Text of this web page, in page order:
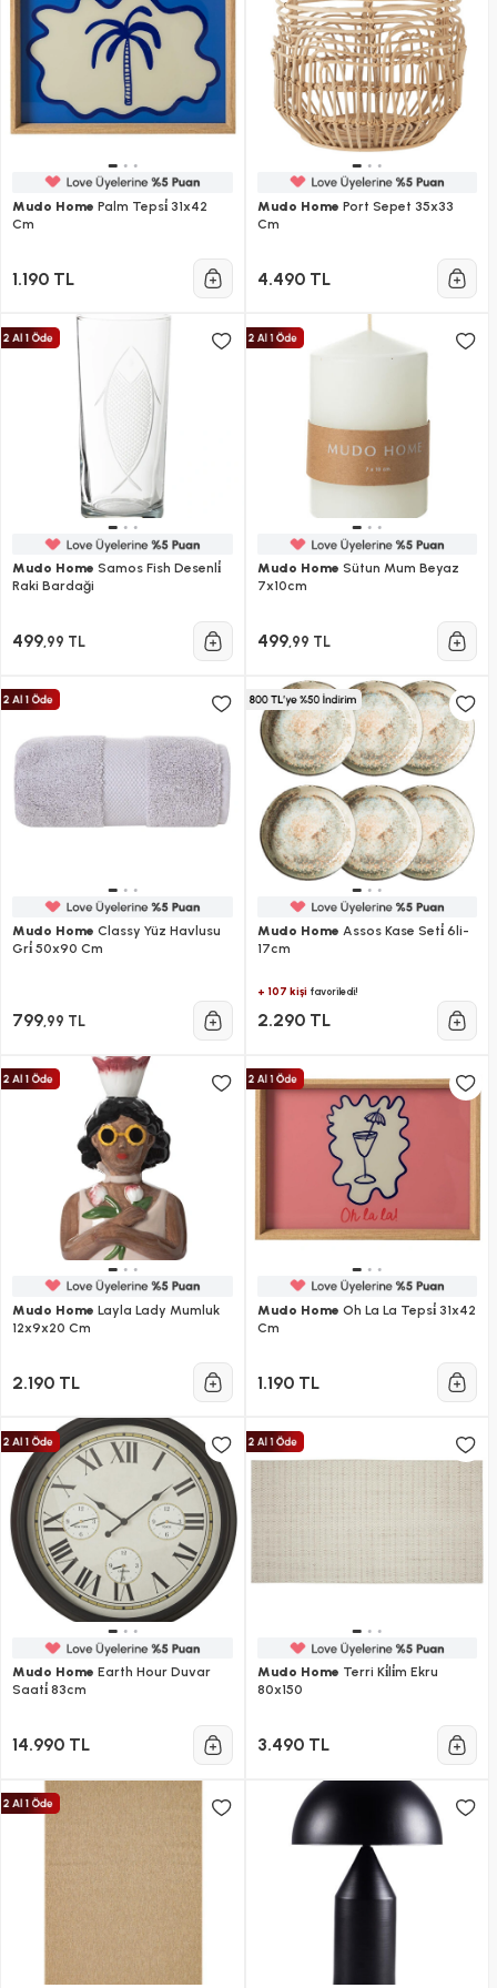
Mudo Home Palm Tepsi̇ 31x42
Cm
1.190 TL
Mudo Home Port Sepet 35x33
Cm
4.490 TL
Mudo Home Samos Fish Desenli̇
Raki Bardaği
499,99 TL
Mudo Home Sütun Mum Beyaz
7x10cm
499,99 TL
Mudo Home Classy Yüz Havlusu
Gri̇ 50x90 Cm
799,99 TL
Mudo Home Assos Kase Seti̇ 6li-
17cm
+ 107 kişifavoriledi!
2.290 TL
Mudo Home Layla Lady Mumluk
12x9x20 Cm
2.190 TL
Mudo Home Oh La La Tepsi̇ 31x42
Cm
1.190 TL
Mudo Home Earth Hour Duvar
Saati̇ 83cm
14.990 TL
Mudo Home Terri Ki̇li̇m Ekru
80x150
3.490 TL